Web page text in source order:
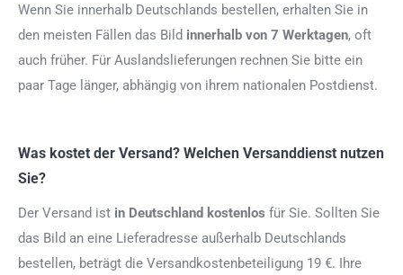
Wenn Sie innerhalb Deutschlands bestellen, erhalten Sie in
den meisten Fällen das Bild innerhalb von 7 Werktagen, oft
auch früher. Für Auslandslieferungen rechnen Sie bitte ein
paar Tage länger, abhängig von ihrem nationalen Postdienst.
Was kostet der Versand? Welchen Versanddienst nutzen
Sie?
Der Versand ist in Deutschland kostenlos für Sie. Sollten Sie
das Bild an eine Lieferadresse außerhalb Deutschlands
bestellen, beträgt die Versandkostenbeteiligung 19 €. Ihre